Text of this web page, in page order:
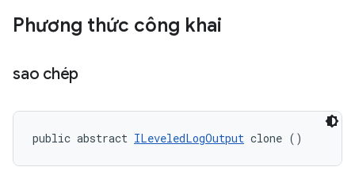
Phương thức công khai
sao chép
public abstract ILeveledLogOutput clone ()